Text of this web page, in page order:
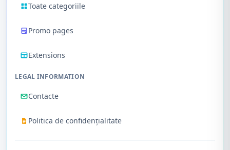
Toate categoriile
Promo pages
Extensions
LEGAL INFORMATION
Contacte
Politica de confidențialitate